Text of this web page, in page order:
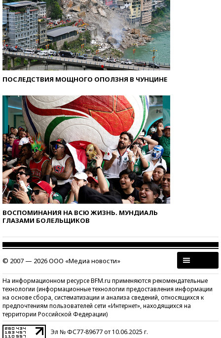
ПОСЛЕДСТВИЯ МОЩНОГО ОПОЛЗНЯ В ЧУНЦИНЕ
ВОСПОМИНАНИЯ НА ВСЮ ЖИЗНЬ. МУНДИАЛЬ
ГЛАЗАМИ БОЛЕЛЬЩИКОВ
© 2007 — 2026 ООО «Медиа новости»
На информационном ресурсе BFM.ru применяются рекомендательные
технологии (информационные технологии предоставления информации
на основе сбора, систематизации и анализа сведений, относящихся к
предпочтениям пользователей сети «Интернет», находящихся на
территории Российской Федерации)
Эл № ФС77-89677 от 10.06.2025 г.